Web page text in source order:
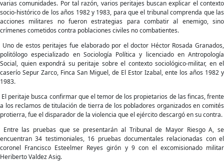
varias comunidades. Por tal razón, varios peritajes buscan explicar el contexto
socio-histórico de los años 1982 y 1983, para que el tribunal comprenda que las
acciones militares no fueron estrategias para combatir al enemigo, sino
crímenes cometidos contra poblaciones civiles no combatientes.
Uno de estos peritajes fue elaborado por el doctor Héctor Rosada Granados,
politólogo especializado en Sociología Política y licenciado en Antropología
Social, quien expondrá su peritaje sobre el contexto sociológico-militar, en el
caserío Sepur Zarco, Finca San Miguel, de El Estor Izabal, ente los años 1982 y
1983.
El peritaje busca confirmar que el temor de los propietarios de las fincas, frente
a los reclamos de titulación de tierra de los pobladores organizados en comités
protierra, fue el disparador de la violencia que el ejército descargó en su contra.
Entre las pruebas que se presentarán al Tribunal de Mayor Riesgo A, se
encuentran 34 testimoniales, 16 pruebas documentales relacionadas con el
coronel Francisco Esteelmer Reyes girón y 9 con el excomisionado militar
Heriberto Valdez Asig.